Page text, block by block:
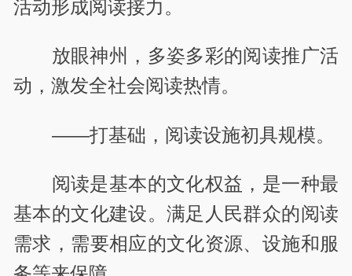
活动形成阅读接力。
放眼神州，多姿多彩的阅读推广活
动，激发全社会阅读热情。
——打基础，阅读设施初具规模。
阅读是基本的文化权益，是一种最
基本的文化建设。满足人民群众的阅读
需求，需要相应的文化资源、设施和服